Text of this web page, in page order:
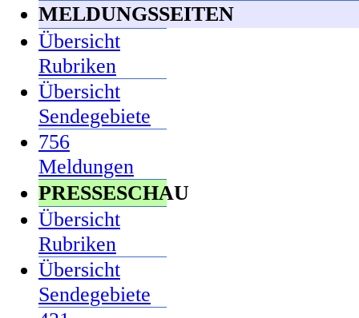
MELDUNGSSEITEN
Übersicht
Rubriken
Übersicht
Sendegebiete
756
Meldungen
PRESSESCHAU
Übersicht
Rubriken
Übersicht
Sendegebiete